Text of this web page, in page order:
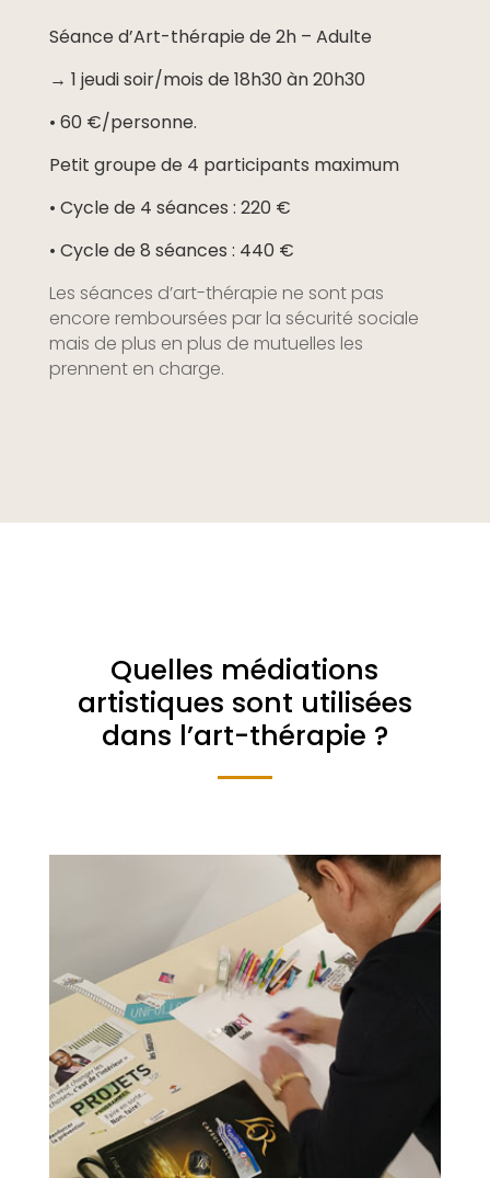
Séance d’Art-thérapie de 2h – Adulte
→ 1 jeudi soir/mois de 18h30 àn 20h30
• 60 €/personne.
Petit groupe de 4 participants maximum
• Cycle de 4 séances : 220 €
• Cycle de 8 séances : 440 €
Les séances d’art-thérapie ne sont pas
encore remboursées par la sécurité sociale
mais de plus en plus de mutuelles les
prennent en charge.
Quelles médiations
artistiques sont utilisées
dans l’art-thérapie ?